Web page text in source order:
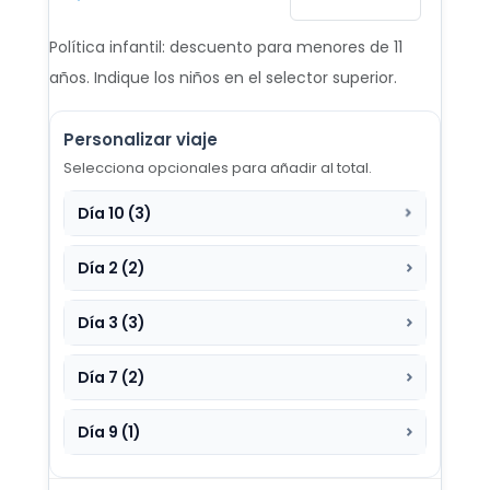
Desde €1.284
20 AGO - 30 AGO 2026
Desde €1.273
Desde €1.274
23 AGO - 2 SEP 2026
Desde €1.227
Política infantil: descuento para menores de 11
años. Indique los niños en el selector superior.
Personalizar viaje
Selecciona opcionales para añadir al total.
Día 10 (3)
Día 2 (2)
Día 3 (3)
Día 7 (2)
Día 9 (1)